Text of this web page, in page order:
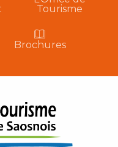
Tourisme
Brochures